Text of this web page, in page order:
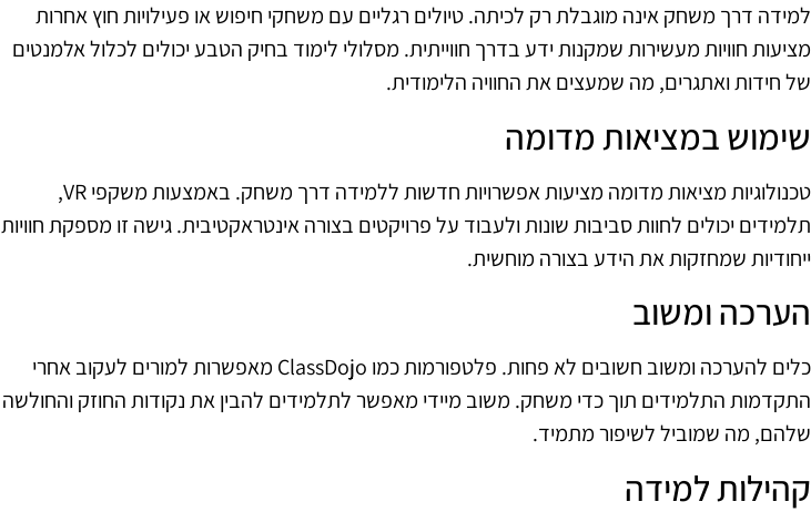
למידה דרך משחק אינה מוגבלת רק לכיתה. טיולים רגליים עם משחקי חיפוש או פעילויות חוץ אחרות
מציעות חוויות מעשירות שמקנות ידע בדרך חווייתית. מסלולי לימוד בחיק הטבע יכולים לכלול אלמנטים
של חידות ואתגרים, מה שמעצים את החוויה הלימודית.
שימוש במציאות מדומה
טכנולוגיות מציאות מדומה מציעות אפשרויות חדשות ללמידה דרך משחק. באמצעות משקפי VR,
תלמידים יכולים לחוות סביבות שונות ולעבוד על פרויקטים בצורה אינטראקטיבית. גישה זו מספקת חוויות
ייחודיות שמחזקות את הידע בצורה מוחשית.
הערכה ומשוב
כלים להערכה ומשוב חשובים לא פחות. פלטפורמות כמו ClassDojo מאפשרות למורים לעקוב אחרי
התקדמות התלמידים תוך כדי משחק. משוב מיידי מאפשר לתלמידים להבין את נקודות החוזק והחולשה
שלהם, מה שמוביל לשיפור מתמיד.
קהילות למידה